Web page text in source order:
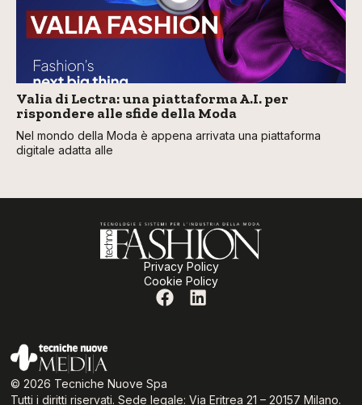
Valia di Lectra: una piattaforma A.I. per
rispondere alle sfide della Moda
Nel mondo della Moda è appena arrivata una piattaforma
digitale adatta alle
Privacy Policy
Cookie Policy
© 2026 Tecniche Nuove Spa
Tutti i diritti riservati. Sede legale: Via Eritrea 21 – 20157 Milano.